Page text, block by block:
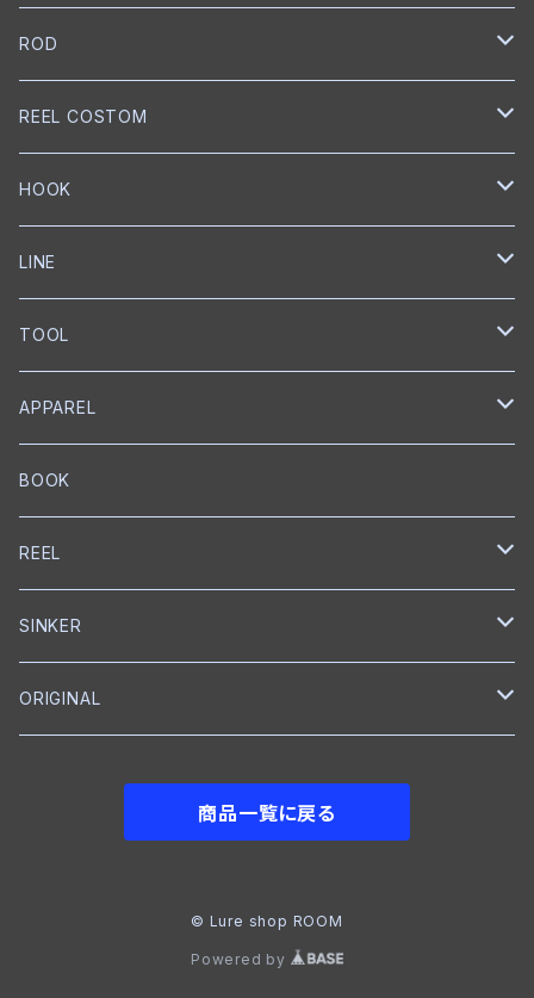
NORIES
トップウォーター
クランクベイト
プロップベイト
シャッド
フットボールジグ
mibro
クランクベイト
NISHINE LURE WORKS
ミノー
リップレスクランク
BUMBLEBEE CUSTOM LURES
チャターベイト
Megabass
クランクベイト
ミノー
KEITECH
ブレードジグ
ワーム
EverGreen
クランクベイト
ワーム
BOTTOMUP
クランクベイト
ワイヤーベイト
DSTYLE
ワーム
reins
ジョイントベイト
GRASS ROOTS
ROD
NORIES
スピニングロッド
ベイトロッド
SLANG
スピニングロッド
GRASS ROOTS
ベイトキャスティングロッド
Out≒Law
ベイトキャスティング
DESIGNO
LEBEN
Back BOSS
REEL COSTOM
GOLD Works
匠ベアリング
匠ブッシュ
GLITCH
グリス
オイル
mibro
ハンドルノブ
ハンドル
SHIMANO
グリス
HOOK
BKK
トレブルフック
シングルフック
ICHIKAWA FISHING
トレブルフック
RYUGI
トレブルフック
シングルフック
がまかつ
トレブルフック
LINE
SEAGUAR
フロロカーボン
PE
SOLAROAM
フロロカーボン
ナイロン
DUEL
フロロカーボン
VARIVAS
ライン
ナイロン
TOOL
belmont
スプリットリングプライヤー
KS Craft
メジャー
タンブラー
Backboss
フィッシュグリップ
APPAREL
RAPALA
CAP
clef
CAP
SMITH
Tシャツ
NORIES
BOOK
REEL
SHIMANO
ベイトリール
ABU Garcia
SINKER
reins
フットボールヘッド
ORIGINAL
商品一覧に戻る
© Lure shop ROOM
Powered by